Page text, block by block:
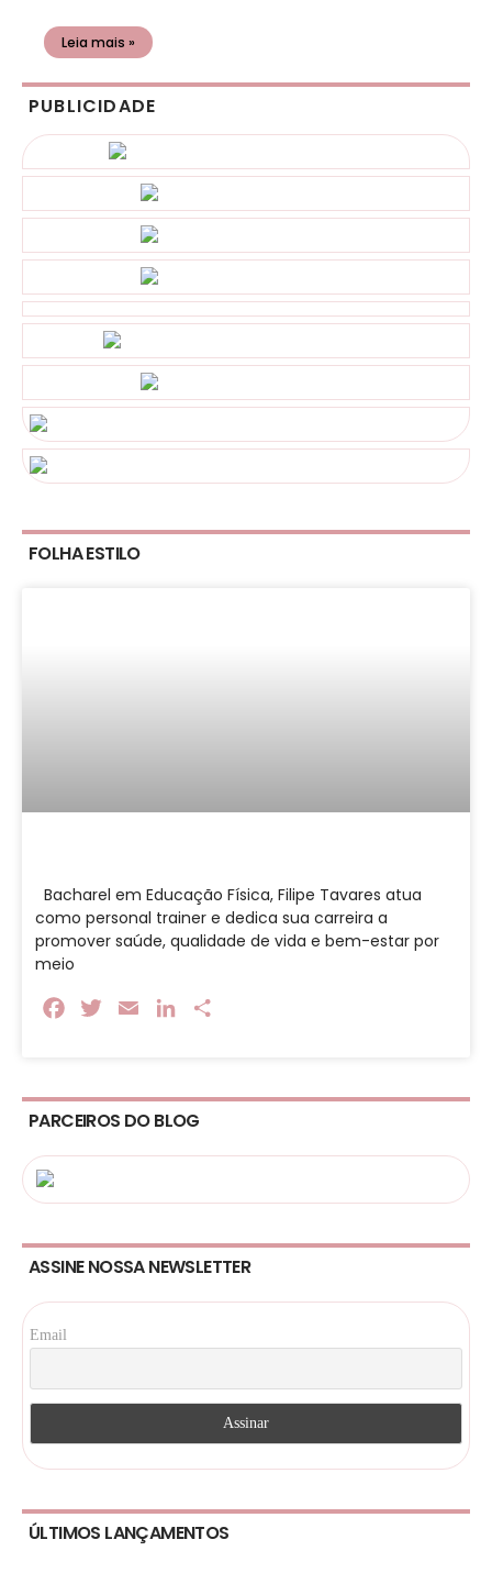
Leia mais »
PUBLICIDADE
FOLHA ESTILO
Bacharel em Educação Física, Filipe Tavares atua
como personal trainer e dedica sua carreira a
promover saúde, qualidade de vida e bem-estar por
meio
FacebookTwitterEmail LinkedIn
PARCEIROS DO BLOG
ASSINE NOSSA NEWSLETTER
Email
ÚLTIMOS LANÇAMENTOS